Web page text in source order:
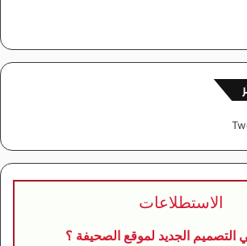
الاستطلاعات
التصميم الجديد لموقع الصحيفة ؟